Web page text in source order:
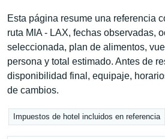
Esta página resume una referencia
ruta MIA - LAX, fechas observadas,
seleccionada, plan de alimentos,
persona y total estimado. Antes de
disponibilidad final, equipaje,
de cambios.
Impuestos de hotel incluidos en referencia